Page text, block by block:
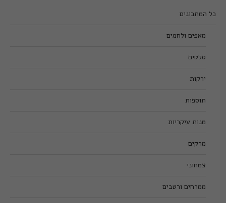
כל המתכונים
מאפים ולחמים
סלטים
ירקות
תוספות
מנות עיקריות
מרקים
צמחוני
ממרחים ורטבים